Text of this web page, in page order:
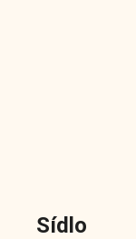
Sídlo